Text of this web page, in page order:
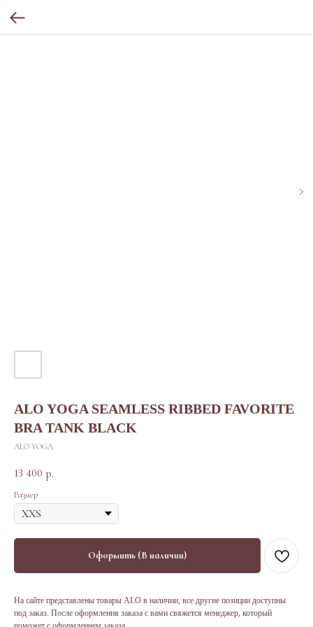
ALO YOGA SEAMLESS RIBBED FAVORITE
BRA TANK BLACK
ALO YOGA
13 400 р.
Размер
Оформить (В наличии)
На сайте представлены товары ALO в наличии, все другие позиции доступны
под заказ. После оформления заказа с вами свяжется менеджер, который